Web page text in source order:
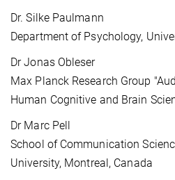
Dr. Silke Paulmann
Department of Psychology,
Dr Jonas Obleser
Max Planck Research Group
Human Cognitive and Brain
Dr Marc Pell
School of Communication
University, Montreal, Canada